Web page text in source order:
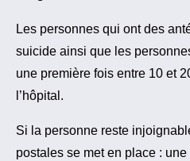
Les personnes qui ont des
suicide ainsi que les
une première fois entre 10 et
l’hôpital.
Si la personne reste
postales se met en place :